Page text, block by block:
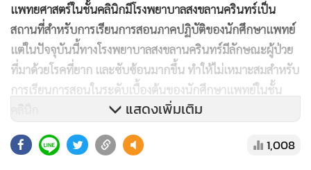
แพทยศาสตร์ในชั้นคลินิกมีโรงพยาบาลสงขลานครินทร์เป็น
สถานที่สำหรับการเรียนการสอนภาคปฏิบัติของนักศึกษาแพทย์
แต่ในปัจจุบันนี้ทางโรงพยาบาลสงขลานครินทร์มีลักษณะผู้ป่วย
ที่มาด้วยโรคที่ยาก และซับซ้อนมากขึ้น ทำให้ไม่เหมาะสมสำหรับ
การเรียนการสอนในระดับเบื้องต้นของนักศึกษาแพทย์ในชั้น
ด้วยเหตุนี้ จึงมีความจำเป็นที่จะต้องจัดหาโรงพยาบาลสมทบ
แสดงเพิ่มเติม
1,008